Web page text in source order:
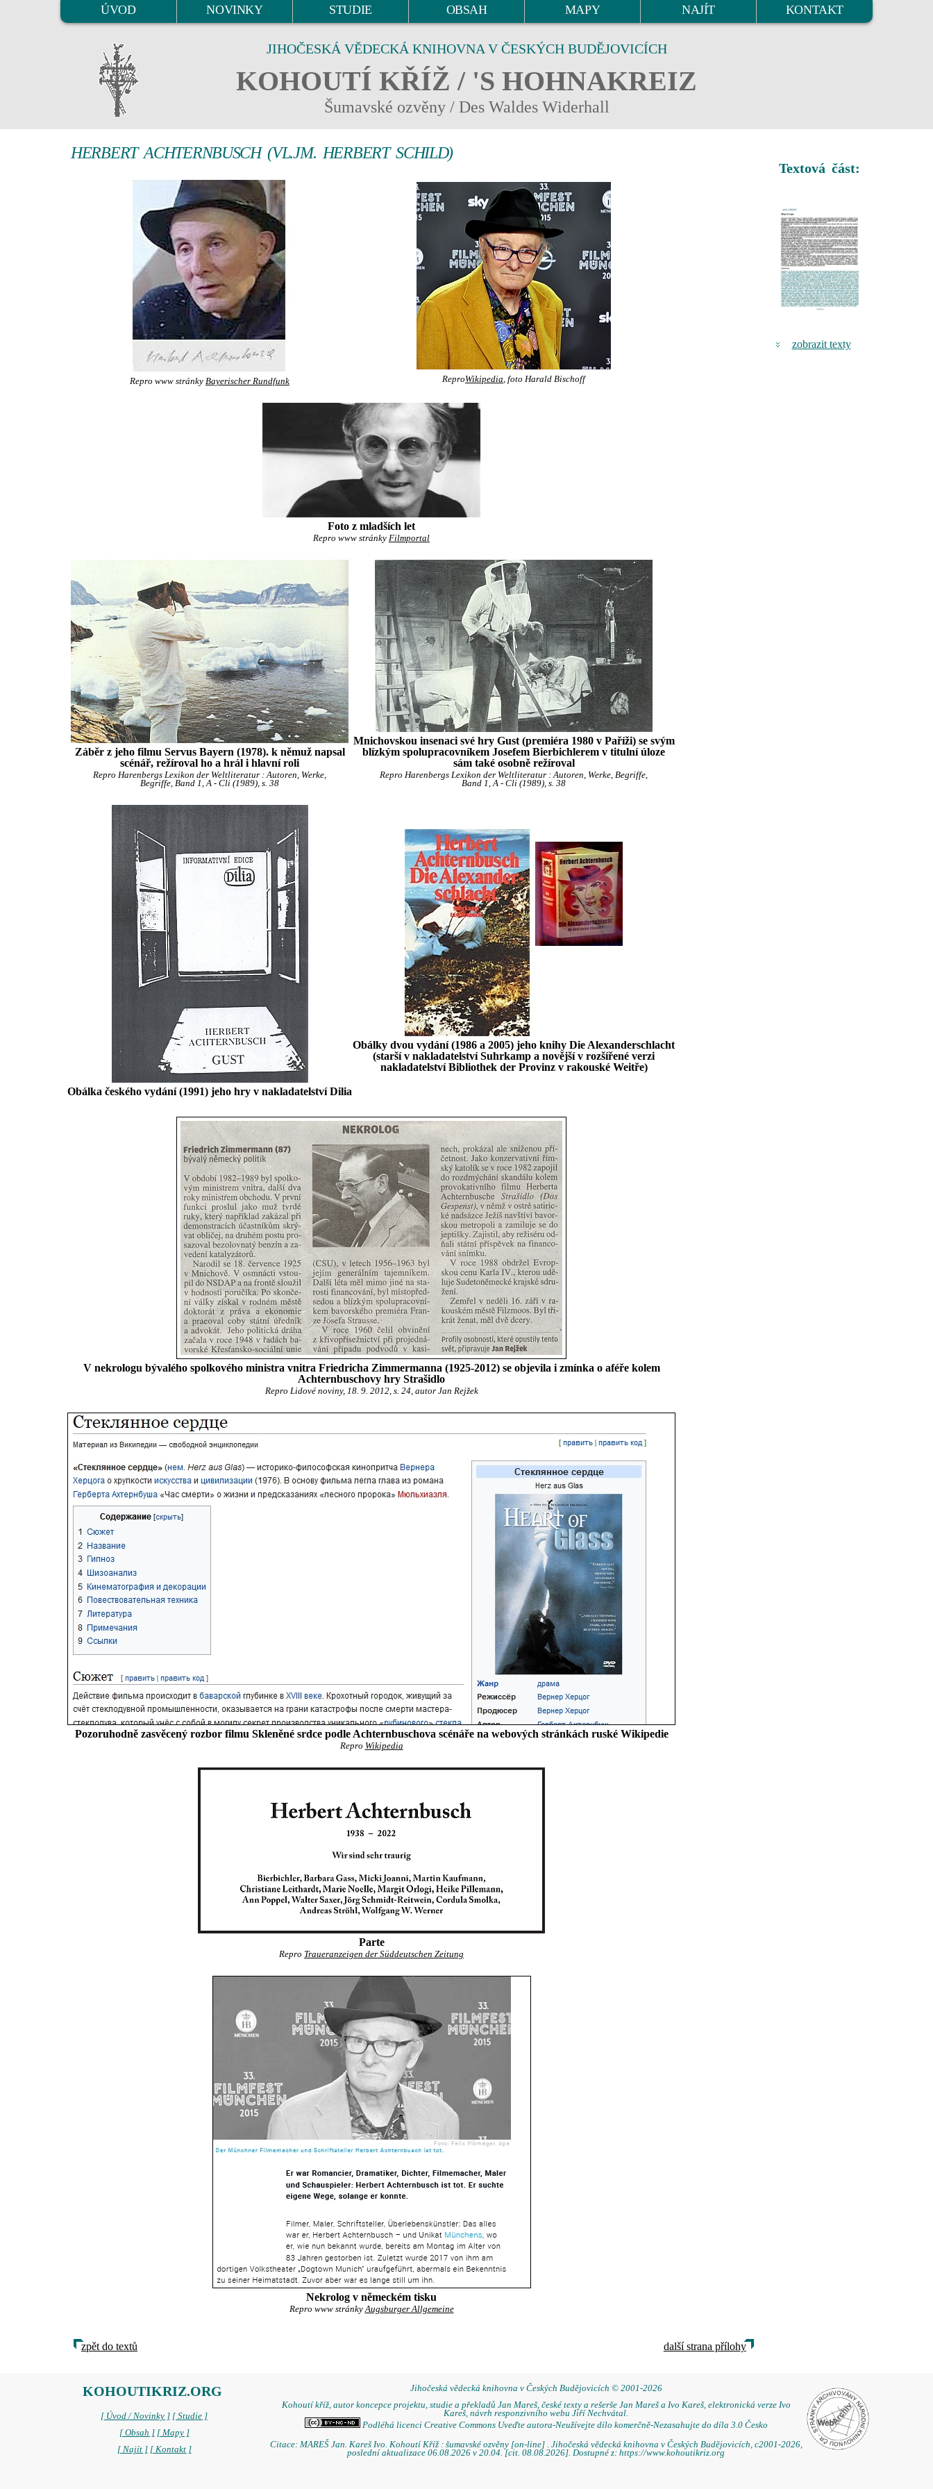
ÚVOD NOVINKY STUDIE OBSAH MAPY NAJÍT KONTAKT
JIHOČESKÁ VĚDECKÁ KNIHOVNA V ČESKÝCH BUDĚJOVICÍCH
KOHOUTÍ KŘÍŽ / 'S HOHNAKREIZ
Šumavské ozvěny / Des Waldes Widerhall
HERBERT ACHTERNBUSCH (VL.JM. HERBERT SCHILD)
Repro www stránky Bayerischer Rundfunk ReproWikipedia, foto Harald Bischoff
Foto z mladších let
Repro www stránky Filmportal
Záběr z jeho filmu Servus Bayern (1978). k němuž napsal
scénář, režíroval ho a hrál i hlavní roli
Repro Harenbergs Lexikon der Weltliteratur : Autoren, Werke,
Begriffe, Band 1, A - Cli (1989), s. 38
Mnichovskou insenaci své hry Gust (premiéra 1980 v Paříži) se svým
blízkým spolupracovníkem Josefem Bierbichlerem v titulní úloze
sám také osobně režíroval
Repro Harenbergs Lexikon der Weltliteratur : Autoren, Werke, Begriffe,
Band 1, A - Cli (1989), s. 38
Obálka českého vydání (1991) jeho hry v nakladatelství Dilia
Obálky dvou vydání (1986 a 2005) jeho knihy Die Alexanderschlacht
(starší v nakladatelství Suhrkamp a novější v rozšířené verzi
nakladatelství Bibliothek der Provinz v rakouské Weitře)
V nekrologu bývalého spolkového ministra vnitra Friedricha Zimmermanna (1925-2012) se objevila i zmínka o aféře kolem
Achternbuschovy hry Strašidlo
Repro Lidové noviny, 18. 9. 2012, s. 24, autor Jan Rejžek
Pozoruhodně zasvěcený rozbor filmu Skleněné srdce podle Achternbuschova scénáře na webových stránkách ruské Wikipedie
Repro Wikipedia
Parte
Repro Traueranzeigen der Süddeutschen Zeitung
Nekrolog v německém tisku
Repro www stránkyAugsburger Allgemeine
Textová část:
zobrazit texty
zpět do textů další strana přílohy
KOHOUTIKRIZ.ORG
[ Úvod / Novinky ] [ Studie ]
[ Obsah ] [ Mapy ]
[ Najít ] [ Kontakt ]
Jihočeská vědecká knihovna v Českých Budějovicích © 2001-2026
Kohoutí kříž, autor koncepce projektu, studie a překladů Jan Mareš, české texty a rešerše Jan Mareš a Ivo Kareš, elektronická verze Ivo
Kareš, návrh responzivního webu Jiří Nechvátal.
Podléhá licenci Creative Commons Uveďte autora-Neužívejte dílo komerčně-Nezasahujte do díla 3.0 Česko
Citace: MAREŠ Jan. Kareš Ivo. Kohoutí Kříž : šumavské ozvěny [on-line] . Jihočeská vědecká knihovna v Českých Budějovicích, c2001-2026,
poslední aktualizace 06.08.2026 v 20.04. [cit. 08.08.2026]. Dostupné z: https://www.kohoutikriz.org